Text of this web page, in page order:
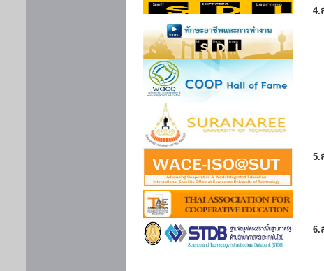
4.
5.
6.